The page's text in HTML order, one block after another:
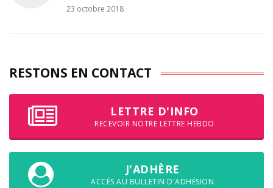
23 octobre 2018
RESTONS EN CONTACT
LETTRE D'INFO
RECEVOIR NOTRE LETTRE HEBDO
J'ADHÈRE
ACCÈS AU BULLETIN D'ADHÉSION